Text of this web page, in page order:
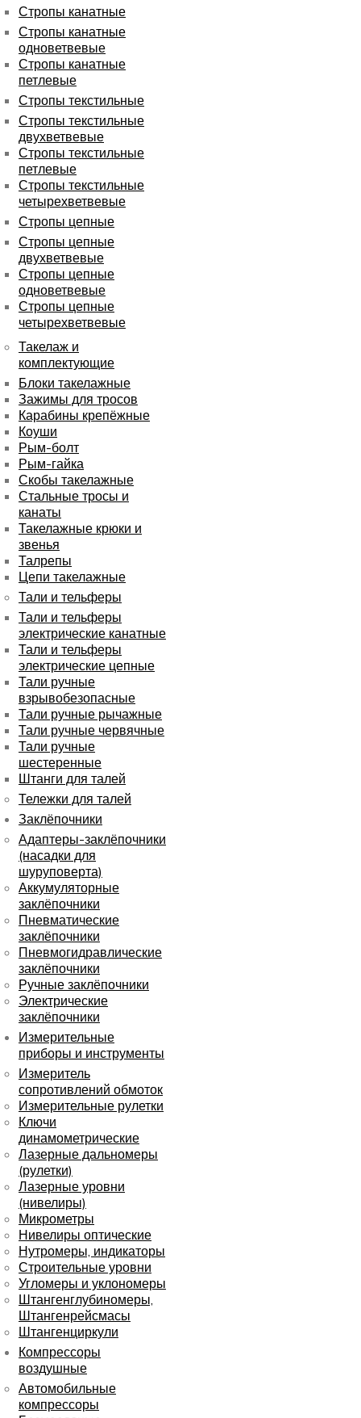
Стропы канатные
Стропы канатные
одноветвевые
Стропы канатные
петлевые
Стропы текстильные
Стропы текстильные
двухветвевые
Стропы текстильные
петлевые
Стропы текстильные
четырехветвевые
Стропы цепные
Стропы цепные
двухветвевые
Стропы цепные
одноветвевые
Стропы цепные
четырехветвевые
Такелаж и
комплектующие
Блоки такелажные
Зажимы для тросов
Карабины крепёжные
Коуши
Рым-болт
Рым-гайка
Скобы такелажные
Стальные тросы и
канаты
Такелажные крюки и
звенья
Талрепы
Цепи такелажные
Тали и тельферы
Тали и тельферы
электрические канатные
Тали и тельферы
электрические цепные
Тали ручные
взрывобезопасные
Тали ручные рычажные
Тали ручные червячные
Тали ручные
шестеренные
Штанги для талей
Тележки для талей
Заклёпочники
Адаптеры-заклёпочники
(насадки для
шуруповерта)
Аккумуляторные
заклёпочники
Пневматические
заклёпочники
Пневмогидравлические
заклёпочники
Ручные заклёпочники
Электрические
заклёпочники
Измерительные
приборы и инструменты
Измеритель
сопротивлений обмоток
Измерительные рулетки
Ключи
динамометрические
Лазерные дальномеры
(рулетки)
Лазерные уровни
(нивелиры)
Микрометры
Нивелиры оптические
Нутромеры, индикаторы
Строительные уровни
Угломеры и уклономеры
Штангенглубиномеры,
Штангенрейсмасы
Штангенциркули
Компрессоры
воздушные
Автомобильные
компрессоры